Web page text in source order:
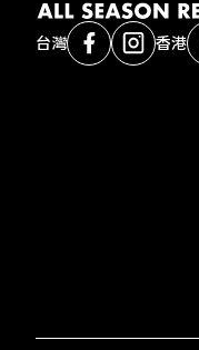
台灣 香港